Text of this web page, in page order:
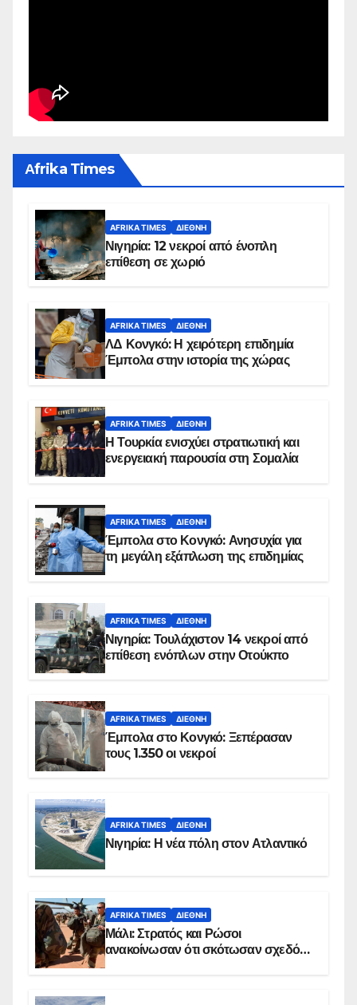
Αfrika Times
AFRIKA TIMES ΔΙΕΘΝΉ
Νιγηρία: 12 νεκροί από ένοπλη
επίθεση σε χωριό
AFRIKA TIMES ΔΙΕΘΝΉ
ΛΔ Κονγκό: Η χειρότερη επιδημία
Έμπολα στην ιστορία της χώρας
AFRIKA TIMES ΔΙΕΘΝΉ
Η Τουρκία ενισχύει στρατιωτική και
ενεργειακή παρουσία στη Σομαλία
AFRIKA TIMES ΔΙΕΘΝΉ
Έμπολα στο Κονγκό: Ανησυχία για
τη μεγάλη εξάπλωση της επιδημίας
AFRIKA TIMES ΔΙΕΘΝΉ
Νιγηρία: Τουλάχιστον 14 νεκροί από
επίθεση ενόπλων στην Οτούκπο
AFRIKA TIMES ΔΙΕΘΝΉ
Έμπολα στο Κονγκό: Ξεπέρασαν
τους 1.350 οι νεκροί
AFRIKA TIMES ΔΙΕΘΝΉ
Νιγηρία: Η νέα πόλη στον Ατλαντικό
AFRIKA TIMES ΔΙΕΘΝΉ
Μάλι: Στρατός και Ρώσοι
ανακοίνωσαν ότι σκότωσαν σχεδόν